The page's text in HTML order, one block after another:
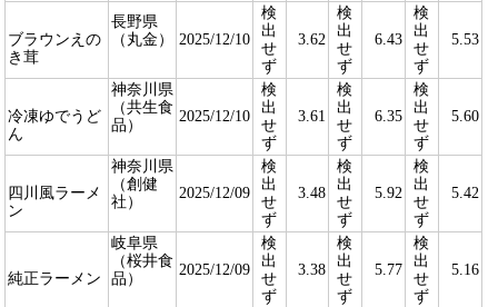
ブラウンえの
き茸
長野県
（丸金）
2025/12/10
検
出
せ
ず
3.62
検
出
せ
ず
6.43
検
出
せ
ず
5.53
冷凍ゆでうど
ん
神奈川県
（共生食
品）
2025/12/10
検
出
せ
ず
3.61
検
出
せ
ず
6.35
検
出
せ
ず
5.60
四川風ラーメ
ン
神奈川県
（創健
社）
2025/12/09
検
出
せ
ず
3.48
検
出
せ
ず
5.92
検
出
せ
ず
5.42
純正ラーメン
岐阜県
（桜井食
品）
2025/12/09
検
出
せ
ず
3.38
検
出
せ
ず
5.77
検
出
せ
ず
5.16